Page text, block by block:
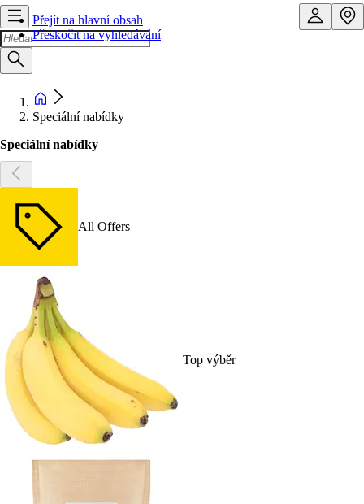
Přejít na hlavní obsah
Přeskočit na vyhledávání
Speciální nabídky
Speciální nabídky
All Offers
Top výběr